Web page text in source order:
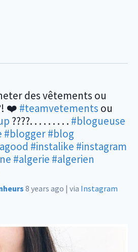
des vêtements ou
❤️ #teamvetements ou
????. . . . . . . . . #blogueuse
#blogger#blog
#instalike #instagram
#algerie #algerien
8 years ago | via Instagram